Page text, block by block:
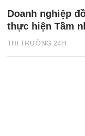
THỊ TRƯỜNG 24H
Doanh nghiệp
thực hiện Tầm